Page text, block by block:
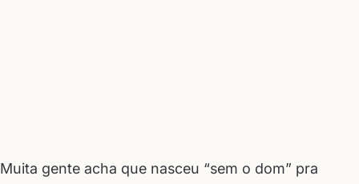
Muita gente acha que nasceu “sem o dom” pra